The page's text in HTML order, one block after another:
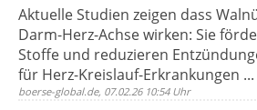
Aktuelle Studien zeigen dass
Darm-Herz-Achse wirken: Sie
Stoffe und reduzieren
für Herz-Kreislauf-Erkrankungen ...
boerse-global.de, 07.02.26 10:54 Uhr